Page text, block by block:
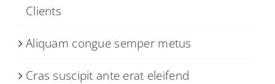
Clients
Aliquam congue semper metus
Cras suscipit ante erat eleifend